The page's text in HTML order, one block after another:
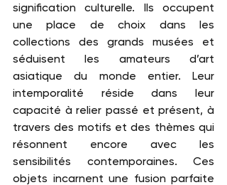
signification culturelle. Ils occupent
une place de choix dans les
collections des grands musées et
séduisent les amateurs d’art
asiatique du monde entier. Leur
intemporalité réside dans leur
capacité à relier passé et présent, à
travers des motifs et des thèmes qui
résonnent encore avec les
sensibilités contemporaines. Ces
objets incarnent une fusion parfaite